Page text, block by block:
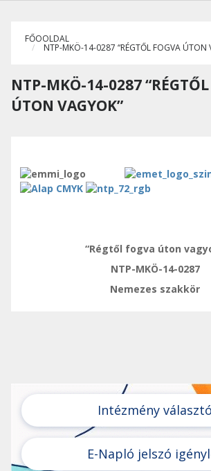
FŐOOLDAL
NTP-MKÖ-14-0287 “RÉGTŐL FOGVA ÚTON
NTP-MKÖ-14-0287
ÚTON VAGYOK”
“Régtől fogva úton
NTP-MKÖ-14-0287
Nemezes szakkör
Intézmény választó
E-Napló jelszó